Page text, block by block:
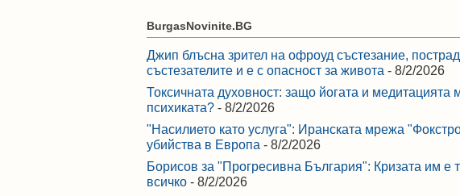
BurgasNovinite.BG
Джип блъсна зрител на офроуд състезание,
състезателите и е с опасност за живота - 8/2/2026
Токсичната духовност: защо йогата и медитацията
психиката? - 8/2/2026
"Насилието като услуга": Иранската мрежа
убийства в Европа - 8/2/2026
Борисов за "Прогресивна България": Кризата им е
всичко - 8/2/2026